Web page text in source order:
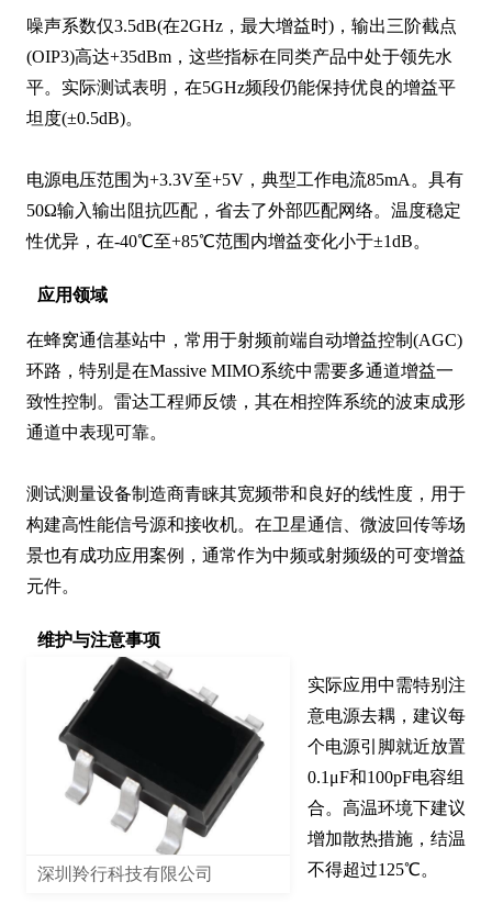
噪声系数仅3.5dB(在2GHz，最大增益时)，输出三阶截点
(OIP3)高达+35dBm，这些指标在同类产品中处于领先水
平。实际测试表明，在5GHz频段仍能保持优良的增益平
坦度(±0.5dB)。
电源电压范围为+3.3V至+5V，典型工作电流85mA。具有
50Ω输入输出阻抗匹配，省去了外部匹配网络。温度稳定
性优异，在-40℃至+85℃范围内增益变化小于±1dB。
应用领域
在蜂窝通信基站中，常用于射频前端自动增益控制(AGC)
环路，特别是在Massive MIMO系统中需要多通道增益一
致性控制。雷达工程师反馈，其在相控阵系统的波束成形
通道中表现可靠。
测试测量设备制造商青睐其宽频带和良好的线性度，用于
构建高性能信号源和接收机。在卫星通信、微波回传等场
景也有成功应用案例，通常作为中频或射频级的可变增益
元件。
维护与注意事项
深圳羚行科技有限公司
实际应用中需特别注
意电源去耦，建议每
个电源引脚就近放置
0.1μF和100pF电容组
合。高温环境下建议
增加散热措施，结温
不得超过125℃。